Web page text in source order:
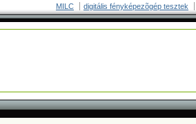
MILC digitális fényképezõgép tesztek